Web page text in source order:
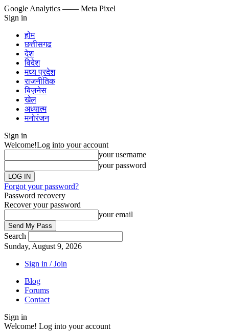
Google Analytics —— Meta Pixel
Sign in
होम
छत्तीसगढ
देश
विदेश
मध्य प्रदेश
राजनीतिक
बिज़नेस
खेल
अध्यात्म
मनोरंजन
Sign in
Welcome!Log into your account
your username
your password
Forgot your password?
Password recovery
Recover your password
your email
Search
Sunday, August 9, 2026
Sign in / Join
Blog
Forums
Contact
Sign in
Welcome! Log into your account